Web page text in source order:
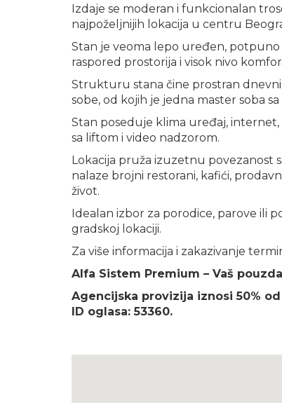
Izdaje se moderan i funkcionalan
najpoželjnijih lokacija u centru
Stan je veoma lepo uređen,
raspored prostorija i visok nivo
Strukturu stana čine prostran
sobe, od kojih je jedna master soba
Stan poseduje klima uređaj,
sa liftom i video nadzorom.
Lokacija pruža izuzetnu povezanost
nalaze brojni restorani, kafići,
život.
Idealan izbor za porodice, parove ili
gradskoj lokaciji.
Za više informacija i zakazivanje
Alfa Sistem Premium – Vaš
Agencijska provizija iznosi 50%
ID oglasa: 53360.